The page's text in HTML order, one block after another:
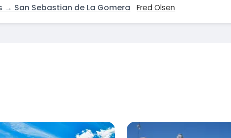
→ San Sebastian de La Gomera Fred Olsen